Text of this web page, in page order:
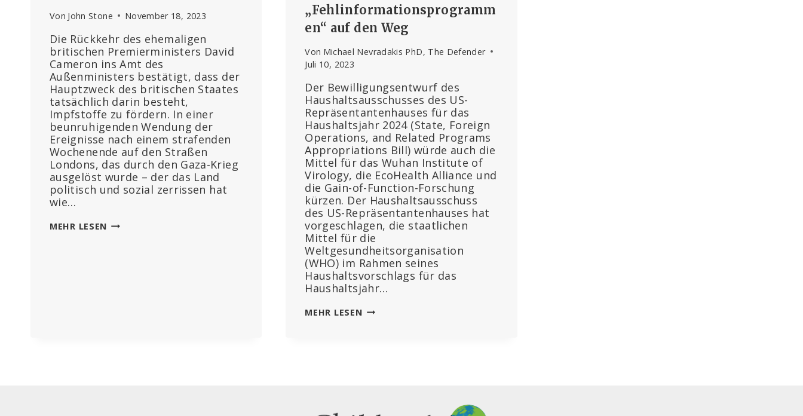
Von John Stone November 18, 2023
Die Rückkehr des ehemaligen
britischen Premierministers David
Cameron ins Amt des
Außenministers bestätigt, dass der
Hauptzweck des britischen Staates
tatsächlich darin besteht,
Impfstoffe zu fördern. In einer
beunruhigenden Wendung der
Ereignisse nach einem strafenden
Wochenende auf den Straßen
Londons, das durch den Gaza-Krieg
ausgelöst wurde – der das Land
politisch und sozial zerrissen hat
wie…
MEHR LESEN ERLEICHTERUNG
„Fehlinformationsprogramm
en“ auf den Weg
Von Michael Nevradakis PhD, The Defender
Juli 10, 2023
Der Bewilligungsentwurf des
Haushaltsausschusses des US-
Repräsentantenhauses für das
Haushaltsjahr 2024 (State, Foreign
Operations, and Related Programs
Appropriations Bill) würde auch die
Mittel für das Wuhan Institute of
Virology, die EcoHealth Alliance und
die Gain-of-Function-Forschung
kürzen. Der Haushaltsausschuss
des US-Repräsentantenhauses hat
vorgeschlagen, die staatlichen
Mittel für die
Weltgesundheitsorganisation
(WHO) im Rahmen seines
Haushaltsvorschlags für das
Haushaltsjahr…
MEHR LESENUS-
WEF